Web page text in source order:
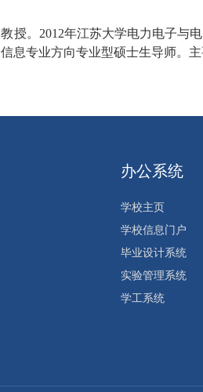
授。2012年江苏大学电力电子与
息专业方向专业型硕士生导师。
办公系统
学校主页
学校信息门户
毕业设计系统
实验管理系统
学工系统